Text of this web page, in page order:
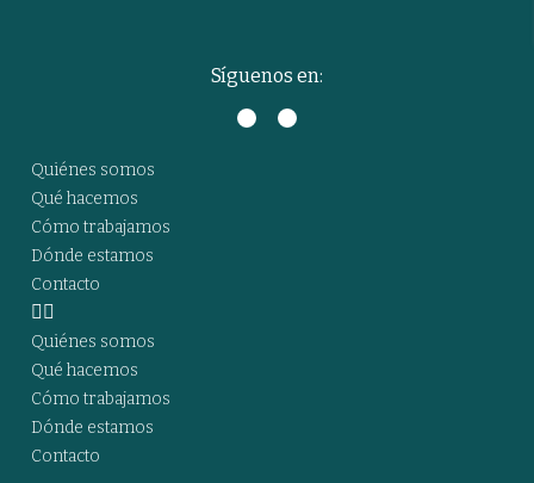
Síguenos en:
Quiénes somos
Qué hacemos
Cómo trabajamos
Dónde estamos
Contacto
Quiénes somos
Qué hacemos
Cómo trabajamos
Dónde estamos
Contacto